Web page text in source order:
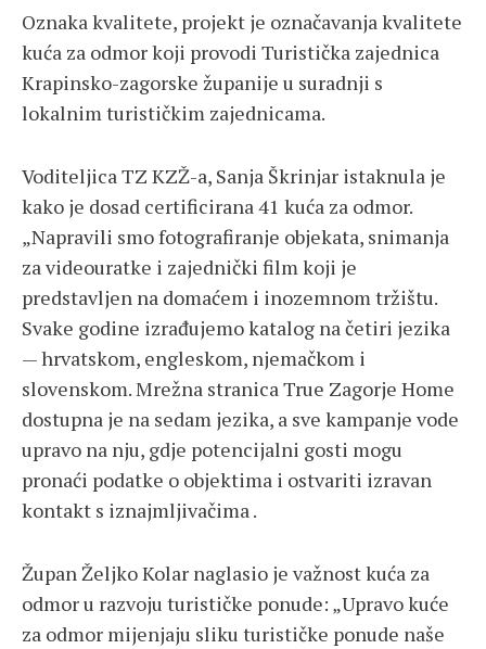
Oznaka kvalitete, projekt je označavanja kvalitete
kuća za odmor koji provodi Turistička zajednica
Krapinsko-zagorske županije u suradnji s
lokalnim turističkim zajednicama.
Voditeljica TZ KZŽ-a, Sanja Škrinjar istaknula je
kako je dosad certificirana 41 kuća za odmor.
„Napravili smo fotografiranje objekata, snimanja
za videouratke i zajednički film koji je
predstavljen na domaćem i inozemnom tržištu.
Svake godine izrađujemo katalog na četiri jezika
— hrvatskom, engleskom, njemačkom i
slovenskom. Mrežna stranica True Zagorje Home
dostupna je na sedam jezika, a sve kampanje vode
upravo na nju, gdje potencijalni gosti mogu
pronaći podatke o objektima i ostvariti izravan
kontakt s iznajmljivačima .
Župan Željko Kolar naglasio je važnost kuća za
odmor u razvoju turističke ponude: „Upravo kuće
za odmor mijenjaju sliku turističke ponude naše